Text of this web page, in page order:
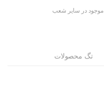
موجود در سایر شعب
تگ محصولات